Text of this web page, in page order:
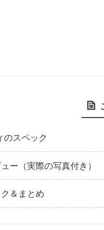
のスペック
ー（実際の写真付き）
＆まとめ